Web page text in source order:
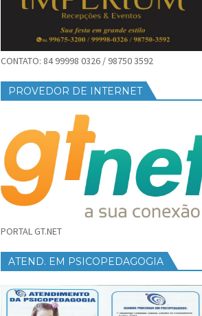
CONTATO: 84 99998 0326 / 98750 3592
PROVEDOR DE INTERNET
PORTAL GT.NET
ATEND. EM PSICOPEDAGOGIA